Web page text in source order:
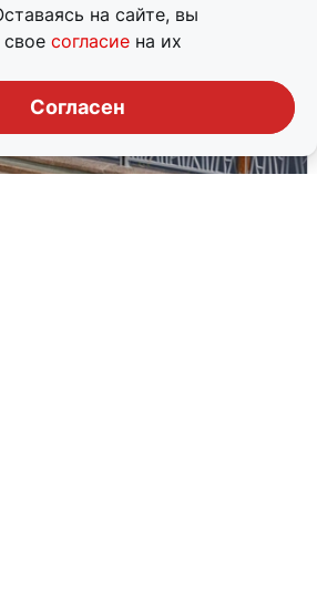
на сайте, вы
согласие на их
Согласен